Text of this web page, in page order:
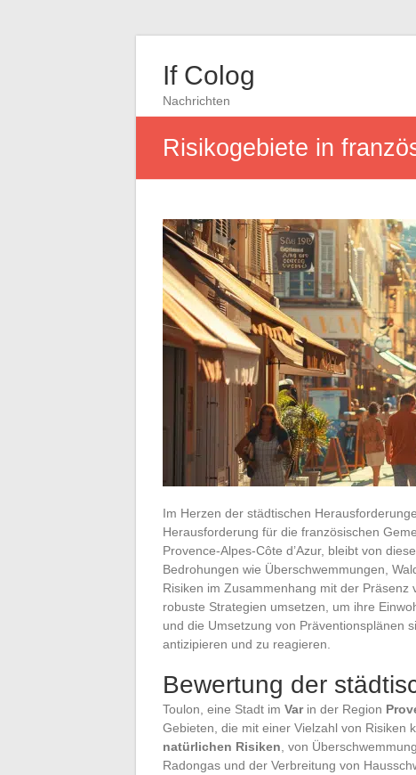
If Colog
Nachrichten
Risikogebiete in
Im Herzen der städtischen
Herausforderung für die französischen
Provence-Alpes-Côte d’Azur, bleibt von
Bedrohungen wie Überschwemmungen,
Risiken im Zusammenhang mit der
robuste Strategien umsetzen, um ihre
und die Umsetzung von Präventionsplänen
antizipieren und zu reagieren.
Bewertung der
Toulon, eine Stadt im Varin der Region
Gebieten, die mit einer Vielzahl von Risiken
natürlichen Risiken , von
Radongas und der Verbreitung von